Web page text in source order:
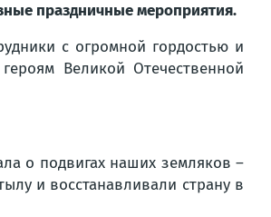
праздничные мероприятия.
с огромной гордостью и
Великой Отечественной
о подвигах наших земляков –
и восстанавливали страну в